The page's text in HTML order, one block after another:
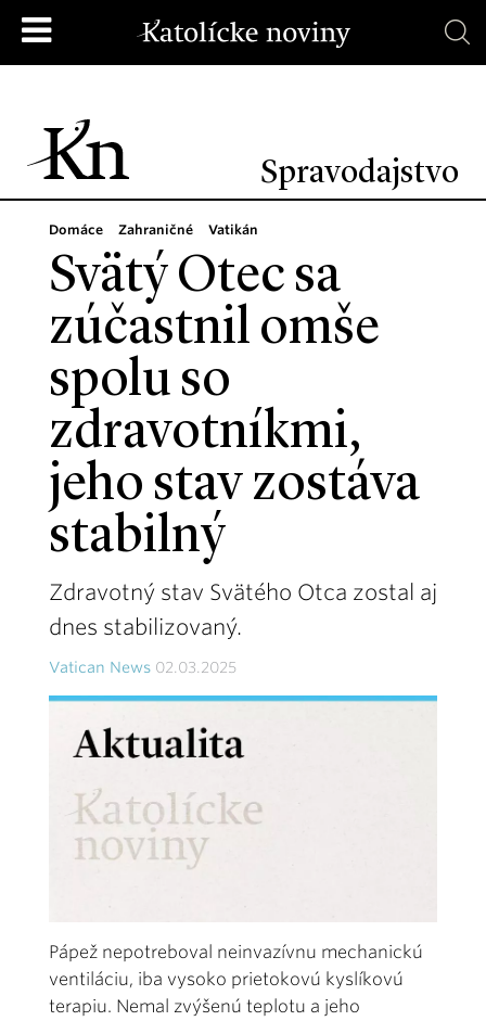
Spravodajstvo
Domáce Zahraničné Vatikán
Svätý Otec sa
zúčastnil omše
spolu so
zdravotníkmi,
jeho stav zostáva
stabilný
Zdravotný stav Svätého Otca zostal aj
dnes stabilizovaný.
Vatican News 02.03.2025
Pápež nepotreboval neinvazívnu mechanickú
ventiláciu, iba vysoko prietokovú kyslíkovú
terapiu. Nemal zvýšenú teplotu a jeho